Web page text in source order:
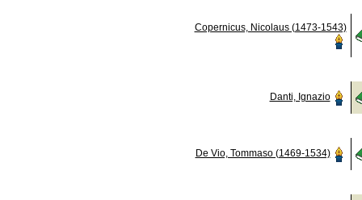
Copernicus, Nicolaus (1473-1543)
Danti, Ignazio
De Vio, Tommaso (1469-1534)